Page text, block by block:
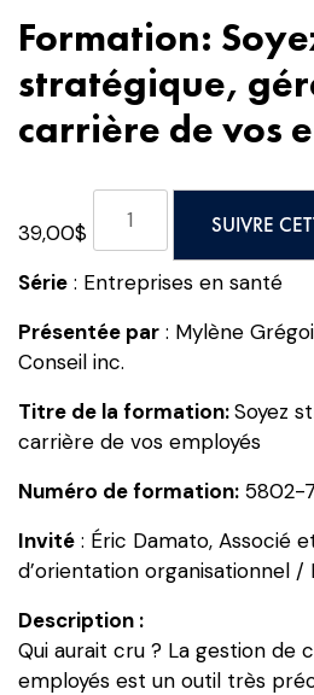
Formation:
stratégique,
carrière de vos
39,00$
Formation:
Soyez
stratégique,
gérez
carrière
de
employés
SUIVRE
Série : Entreprises en santé
Présentée par : Mylène
Conseil inc.
Titre de la formation:Soyez
carrière de vos employés
Numéro de formation: 5802-
Invité : Éric Damato, Associé
d’orientation organisationnel /
Description :
Qui aurait cru ? La gestion de
employés est un outil très